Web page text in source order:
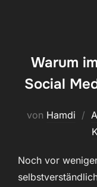
Warum
Social
von Hamdi
Noch vor